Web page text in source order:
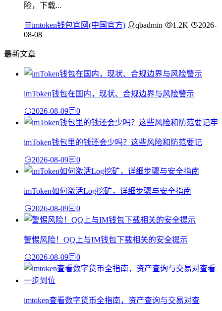
险，下载...
imtoken钱包官网(中国官方) qbadmin 1.2K
2026-
08-08
最新文章
imToken钱包在国内，现状、合规边界与风险警示
2026-08-09 0
imToken钱包里的钱还会少吗？这些风险和防范要记
2026-08-09 0
imToken如何激活Log挖矿，详细步骤与安全指南
2026-08-09 0
警惕风险！QQ上与IM钱包下载相关的安全提示
2026-08-09 0
imtoken查看数字货币全指南，资产查询与交易对查